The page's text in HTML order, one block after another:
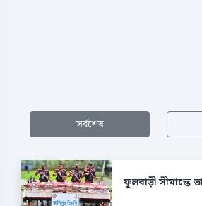
সর্বশেষ
ফুলবাড়ী সীমান্তে